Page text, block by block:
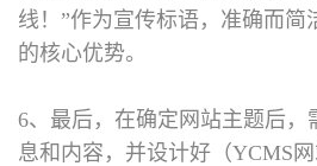
线！”作为宣传标语，准确而简
的核心优势。
6、最后，在确定网站主题后，
息和内容，并设计好（YCMS